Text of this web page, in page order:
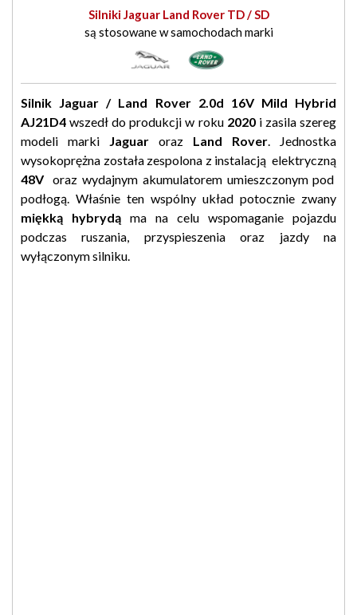
Silniki Jaguar Land Rover TD / SD
są stosowane w samochodach marki
Silnik Jaguar / Land Rover 2.0d 16V Mild Hybrid
AJ21D4 wszedł do produkcji w roku 2020i zasila szereg
modeli marki Jaguar oraz Land Rover. Jednostka
wysokoprężna została zespolona z instalacją elektryczną
48V oraz wydajnym akumulatorem umieszczonym pod
podłogą. Właśnie ten wspólny układ potocznie zwany
miękką hybrydą ma na celu wspomaganie pojazdu
podczas ruszania, przyspieszenia oraz jazdy na
wyłączonym silniku.